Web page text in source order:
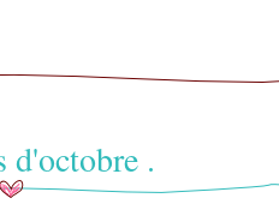
d'octobre .